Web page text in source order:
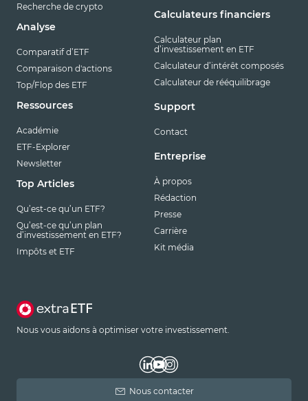
Recherche de crypto
Analyse
Comparatif d’ETF
Comparaison d'actions
Top/Flop des ETF
Ressources
Académie
ETF-Explorer
Newsletter
Top Articles
Qu’est-ce qu’un ETF?
Qu’est-ce qu’un plan
d’investissement en ETF?
Impôts et ETF
Calculateurs financiers
Calculateur plan
d’investissement en ETF
Calculateur d’intérêt composés
Calculateur de rééquilibrage
Support
Contact
Entreprise
À propos
Rédaction
Presse
Carrière
Kit média
Nous vous aidons à optimiser votre investissement.
Nous contacter